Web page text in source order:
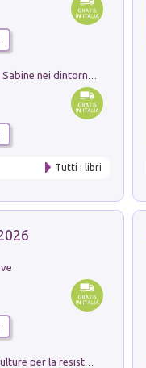
Tutti i libri
Memorial Santa Giulia. Sculture per la resistenza Monchio di Palagano